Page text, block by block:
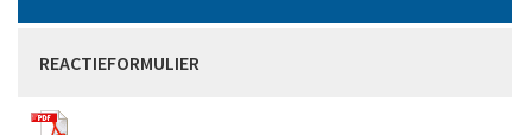
REACTIEFORMULIER